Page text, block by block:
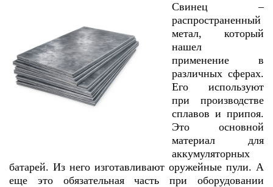
Свинец –
распространенный
метал, который
нашел
применение в
различных сферах.
Его используют
при производстве
сплавов и припоя.
Это основной
материал для
аккумуляторных
батарей. Из него изготавливают оружейные пули. А
еще это обязательная часть при оборудовании